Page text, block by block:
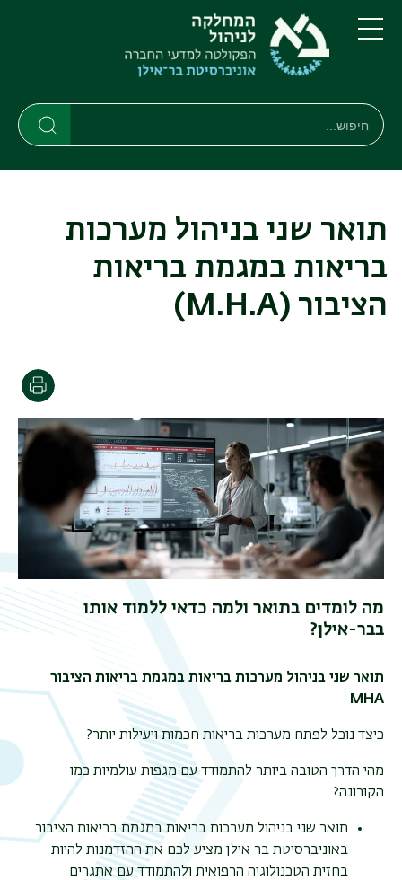
דילוג
העיקרי
דילוג
ניווט
ראשי
תפריט
חיפוש
Search
תואר שני בניהול מערכות
בריאות במגמת בריאות
הציבור (M.H.A)
מה לומדים בתואר ולמה כדאי ללמוד אותו
בבר-אילן?
תואר שני בניהול מערכות בריאות במגמת בריאות הציבור
MHA
כיצד נוכל לפתח מערכות בריאות חכמות ויעילות יותר?
מהי הדרך הטובה ביותר להתמודד עם מגפות עולמיות כמו
הקורונה?
תואר שני בניהול מערכות בריאות במגמת בריאות הציבור
באוניברסיטת בר אילן מציע לכם את ההזדמנות להיות
בחזית הטכנולוגיה הרפואית ולהתמודד עם אתגרים